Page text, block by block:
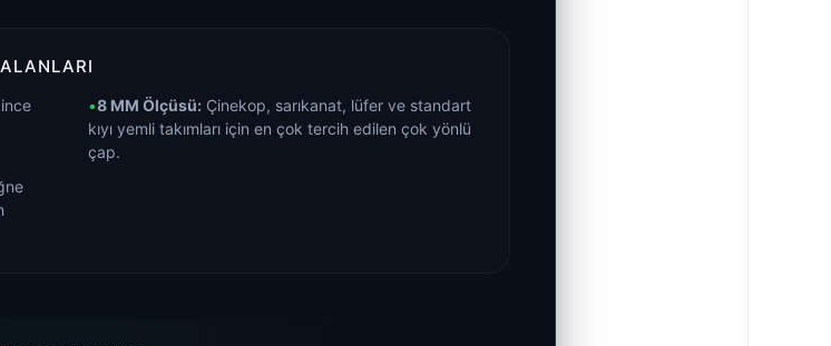
•8 MM Ölçüsü: Çinekop, sarıkanat, lüfer ve standart
kıyı yemli takımları için en çok tercih edilen çok yönlü
çap.